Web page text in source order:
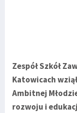
Zespół Szkół
Katowicach
Ambitnej
rozwoju i